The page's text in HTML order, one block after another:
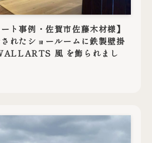
ト事例・佐賀市佐藤木材様】
れたショールームに鉄製壁掛
風 を飾られまし